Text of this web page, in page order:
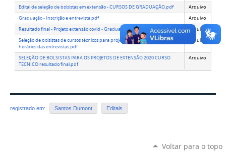
Edital de seleção de bolsistas em extensão - CURSOS DE GRADUAÇÃO.pdf
Arquivo
Graduação - Inscrição e entrevista.pdf
Arquivo
Resultado final - Projeto extensão covid - Graduação.pdf
Arquivo
Seleção de bolsistas de cursos técnicos para projeto de extensão - inscrição e
horários das entrevistas.pdf
Arquivo
SELEÇÃO DE BOLSISTAS PARA OS PROJETOS DE EXTENSÃO 2020 CURSO
TECNICO resultado final.pdf
Arquivo
registrado em: Santos Dumont Editais
Voltar para o topo